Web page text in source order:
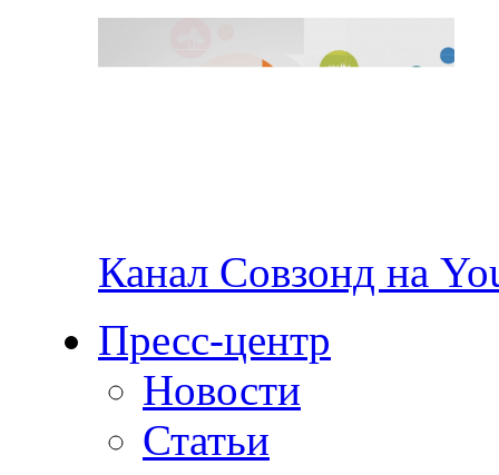
Канал Совзонд на
Пресс-центр
Новости
Статьи